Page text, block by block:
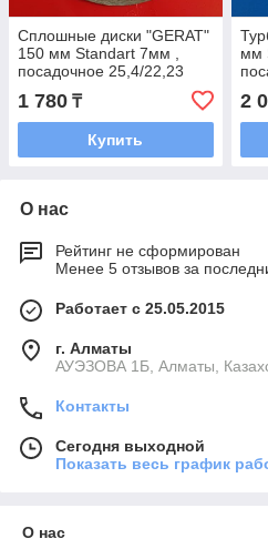
Сплошные диски "GERAT"
150 мм Standart 7мм ,
посадочное 25,4/22,23
1 780 ₸
Купить
мм
2
О нас
Рейтинг не сформирован
Менее 5 отзывов за
Работает с 25.05.2015
г. Алматы
АУЭЗОВА 1Б, Алматы,
Контакты
Сегодня выходной
Показать весь график
О нас